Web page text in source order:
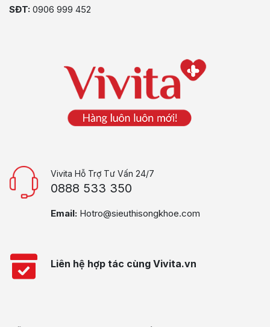
SĐT: 0906 999 452
Vivita Hỗ Trợ Tư Vấn 24/7
0888 533 350
Email: Hotro@sieuthisongkhoe.com
Liên hệ hợp tác cùng Vivita.vn